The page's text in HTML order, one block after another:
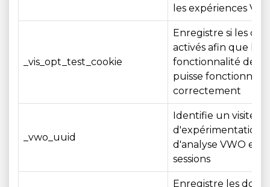
les expériences
_vis_opt_test_cookie
Enregistre si les
activés afin que la
fonctionnalité de
puisse fonctionner
correctement
_vwo_uuid
Identifie un visiteur
d'expérimentation
d'analyse VWO
sessions
Enregistre les